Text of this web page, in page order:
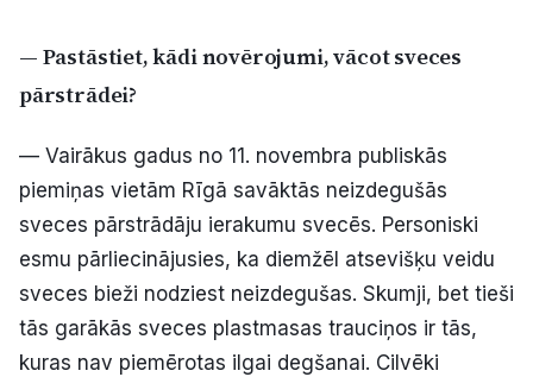
— Pastāstiet, kādi novērojumi, vācot sveces
pārstrādei?
— Vairākus gadus no 11. novembra publiskās
piemiņas vietām Rīgā savāktās neizdegušās
sveces pārstrādāju ierakumu svecēs. Personiski
esmu pārliecinājusies, ka diemžēl atsevišķu veidu
sveces bieži nodziest neizdegušas. Skumji, bet tieši
tās garākās sveces plastmasas trauciņos ir tās,
kuras nav piemērotas ilgai degšanai. Cilvēki